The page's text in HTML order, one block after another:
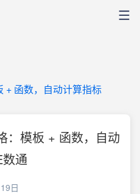
+ 函数，自动计算指标
：模板 + 函数，自动
通
日